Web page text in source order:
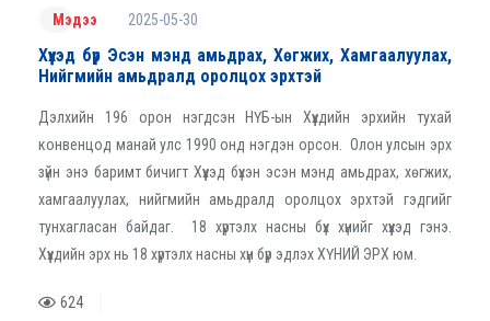
Мэдээ 2025-05-30
Хүүхэд бүр Эсэн мэнд амьдрах, Хөгжих, Хамгаалуулах,
Нийгмийн амьдралд оролцох эрхтэй
Дэлхийн 196 орон нэгдсэн НҮБ-ын Хүүхдийн эрхийн тухай
конвенцод манай улс 1990 онд нэгдэн орсон. Олон улсын эрх
зүйн энэ баримт бичигт Хүүхэд бүхэн эсэн мэнд амьдрах, хөгжих,
хамгаалуулах, нийгмийн амьдралд оролцох эрхтэй гэдгийг
тунхагласан байдаг. 18 хүртэлх насны бүх хүнийг хүүхэд гэнэ.
Хүүхдийн эрх нь 18 хүртэлх насны хүн бүр эдлэх ХҮНИЙ ЭРХ юм.
624